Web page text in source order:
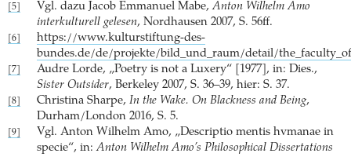
[5] Vgl. dazu Jacob Emmanuel Mabe,Anton Wilhelm Amo
interkulturell gelesen, Nordhausen 2007, S. 56ff.
[6]
https://www.kulturstiftung-des-
bundes.de/de/projekte/bild_und_raum/detail/
[7]
Audre Lorde, „Poetry is not a Luxery“ [1977], in: Dies.,
Sister Outsider, Berkeley 2007, S. 36–39, hier: S. 37.
[8] Christina Sharpe, In the Wake. On Blackness and Being,
Durham/London 2016, S. 5.
[9]
Vgl. Anton Wilhelm Amo, „Descriptio mentis hvmanae in
specie“, in:Anton Wilhelm Amo’s Philosophical Dissertations